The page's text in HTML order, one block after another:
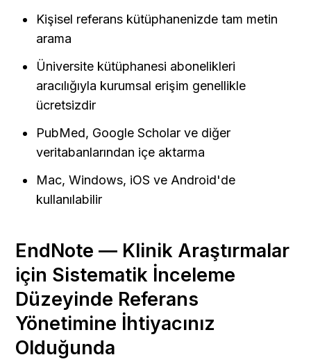
Kişisel referans kütüphanenizde tam metin
arama
Üniversite kütüphanesi abonelikleri
aracılığıyla kurumsal erişim genellikle
ücretsizdir
PubMed, Google Scholar ve diğer
veritabanlarından içe aktarma
Mac, Windows, iOS ve Android'de
kullanılabilir
EndNote — Klinik Araştırmalar
için Sistematik İnceleme
Düzeyinde Referans
Yönetimine İhtiyacınız
Olduğunda